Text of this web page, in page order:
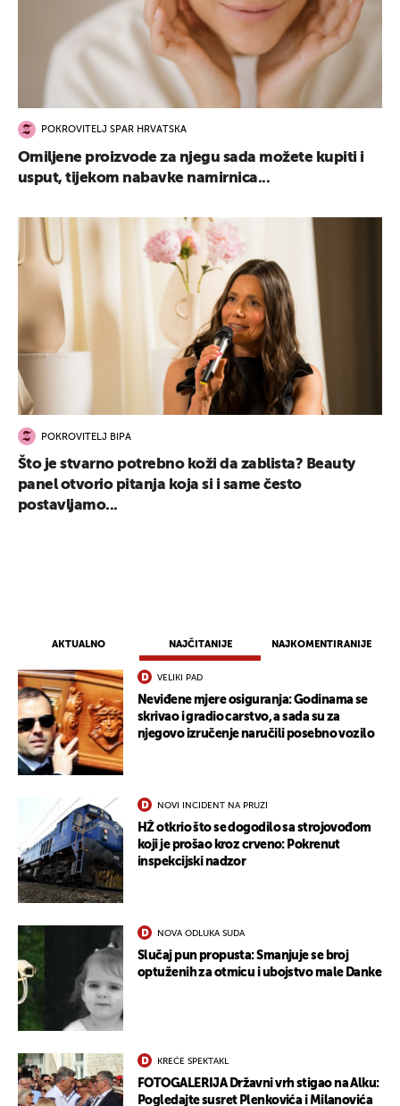
AKTUALNO NAJČITANIJE NAJKOMENTIRANIJE
VELIKI PAD
Neviđene mjere osiguranja: Godinama se
skrivao i gradio carstvo, a sada su za
njegovo izručenje naručili posebno vozilo
NOVI INCIDENT NA PRUZI
HŽ otkrio što se dogodilo sa strojovođom
koji je prošao kroz crveno: Pokrenut
inspekcijski nadzor
NOVA ODLUKA SUDA
Slučaj pun propusta: Smanjuje se broj
optuženih za otmicu i ubojstvo male Danke
KREĆE SPEKTAKL
FOTOGALERIJA Državni vrh stigao na Alku:
Pogledajte susret Plenkovića i Milanovića
POKROVITELJ SPAR HRVATSKA
Omiljene proizvode za njegu sada možete kupiti i
usput, tijekom nabavke namirnica...
POKROVITELJ BIPA
Što je stvarno potrebno koži da zablista? Beauty
panel otvorio pitanja koja si i same često
postavljamo...